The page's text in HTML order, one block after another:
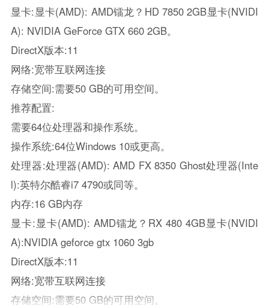
显卡:显卡(AMD): AMD镭龙？HD 7850 2GB显卡(NVIDI
A): NVIDIA GeForce GTX 660 2GB。
DirectX版本:11
网络:宽带互联网连接
存储空间:需要50 GB的可用空间。
推荐配置:
需要64位处理器和操作系统。
操作系统:64位Windows 10或更高。
处理器:处理器(AMD): AMD FX 8350 Ghost处理器(Inte
l):英特尔酷睿i7 4790或同等。
内存:16 GB内存
显卡:显卡(AMD): AMD镭龙？RX 480 4GB显卡(NVIDI
A):NVIDIA geforce gtx 1060 3gb
DirectX版本:11
网络:宽带互联网连接
存储空间:需要50 GB的可用空间。